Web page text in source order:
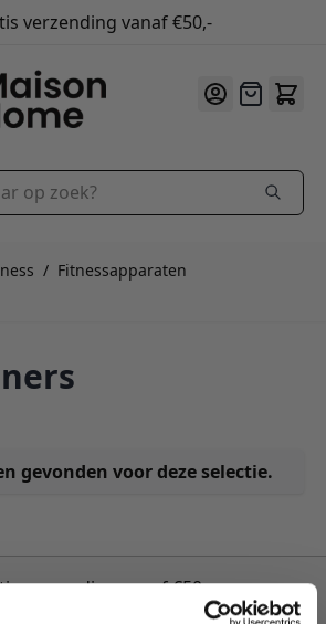
verzending vanaf €50,-
9.9/10
Offerte
zoek?
/ Fitnessapparaten
gevonden voor deze selectie.
verzending vanaf €50,-